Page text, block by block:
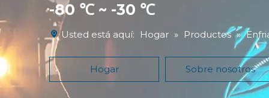
-80 ℃ ~ -30 ℃
Usted está aquí: Hogar » Productos »
Hogar Sobre nosotros